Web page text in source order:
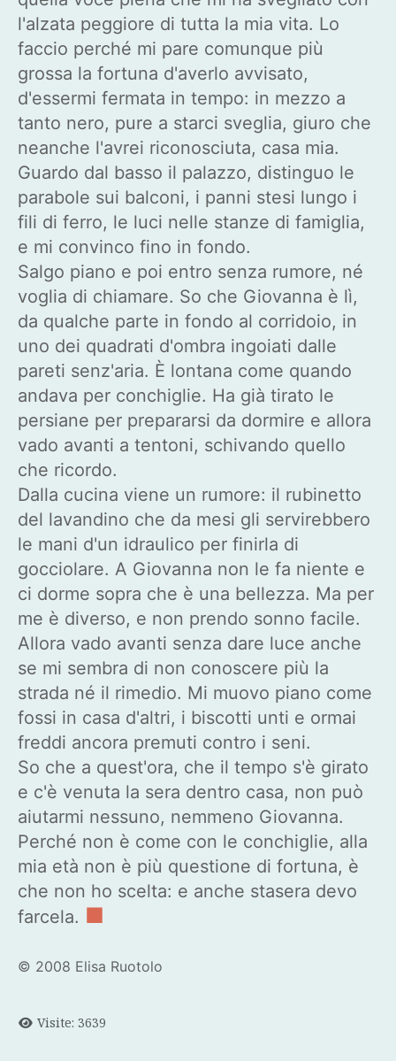
l'alzata peggiore di tutta la mia vita. Lo
faccio perché mi pare comunque più
grossa la fortuna d'averlo avvisato,
d'essermi fermata in tempo: in mezzo a
tanto nero, pure a starci sveglia, giuro che
neanche l'avrei riconosciuta, casa mia.
Guardo dal basso il palazzo, distinguo le
parabole sui balconi, i panni stesi lungo i
fili di ferro, le luci nelle stanze di famiglia,
e mi convinco fino in fondo.
Salgo piano e poi entro senza rumore, né
voglia di chiamare. So che Giovanna è lì,
da qualche parte in fondo al corridoio, in
uno dei quadrati d'ombra ingoiati dalle
pareti senz'aria. È lontana come quando
andava per conchiglie. Ha già tirato le
persiane per prepararsi da dormire e allora
vado avanti a tentoni, schivando quello
che ricordo.
Dalla cucina viene un rumore: il rubinetto
del lavandino che da mesi gli servirebbero
le mani d'un idraulico per finirla di
gocciolare. A Giovanna non le fa niente e
ci dorme sopra che è una bellezza. Ma per
me è diverso, e non prendo sonno facile.
Allora vado avanti senza dare luce anche
se mi sembra di non conoscere più la
strada né il rimedio. Mi muovo piano come
fossi in casa d'altri, i biscotti unti e ormai
freddi ancora premuti contro i seni.
So che a quest'ora, che il tempo s'è girato
e c'è venuta la sera dentro casa, non può
aiutarmi nessuno, nemmeno Giovanna.
Perché non è come con le conchiglie, alla
mia età non è più questione di fortuna, è
che non ho scelta: e anche stasera devo
farcela. ■
© 2008 Elisa Ruotolo
Visite: 3639